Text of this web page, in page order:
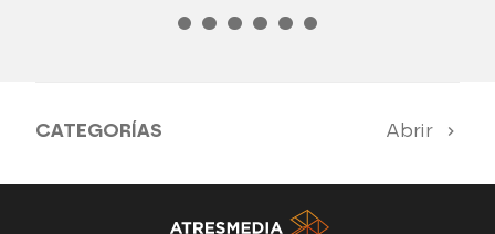
CATEGORÍAS Abrir
Antena 3 Noticias El Hormiguero